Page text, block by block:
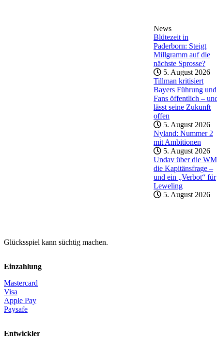
News
Blütezeit in
Paderborn: Steigt
Millgramm auf die
nächste Sprosse?
5. August 2026
Tillman kritisiert
Bayers Führung und
Fans öffentlich –
lässt seine Zukunft
offen
5. August 2026
Nyland: Nummer 2
mit Ambitionen
5. August 2026
Undav über die
die Kapitänsfrage –
und ein „Verbot“ für
Leweling
5. August 2026
Glücksspiel kann süchtig machen.
Einzahlung
Mastercard
Visa
Apple Pay
Paysafe
Entwickler